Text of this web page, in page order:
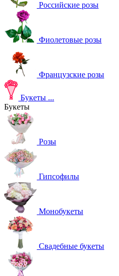
Российские розы
Фиолетовые розы
Французские розы
Букеты ...
Букеты
Розы
Гипсофилы
Монобукеты
Свадебные букеты